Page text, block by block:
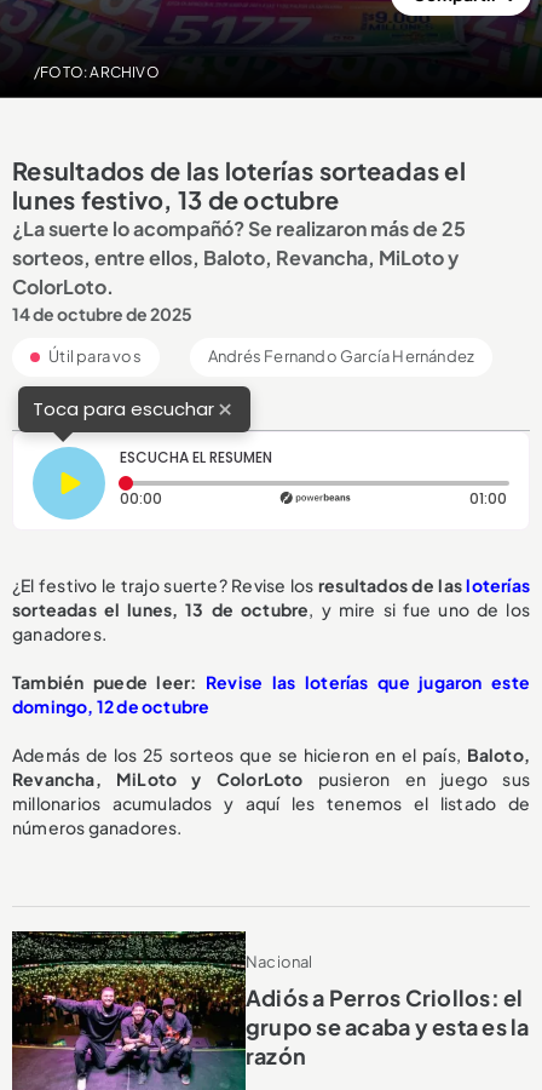
/FOTO: ARCHIVO
Resultados de las loterías sorteadas el
lunes festivo, 13 de octubre
¿La suerte lo acompañó? Se realizaron más de 25
sorteos, entre ellos, Baloto, Revancha, MiLoto y
ColorLoto.
14 de octubre de 2025
Útil para vos Andrés Fernando García Hernández
Toca para escuchar×
ESCUCHA EL RESUMEN
00:00 Tiempo transcurrido: 0 segundos 01:00
¿El festivo le trajo suerte? Revise los resultados de lasloterías
sorteadas el lunes, 13 de octubre, y mire si fue uno de los
ganadores.
También puede leer: Revise las loterías que jugaron este
domingo, 12 de octubre
Además de los 25 sorteos que se hicieron en el país, Baloto,
Revancha, MiLoto y ColorLoto pusieron en juego sus
millonarios acumulados y aquí les tenemos el listado de
números ganadores.
Nacional
Adiós a Perros Criollos: el
grupo se acaba y esta es la
razón